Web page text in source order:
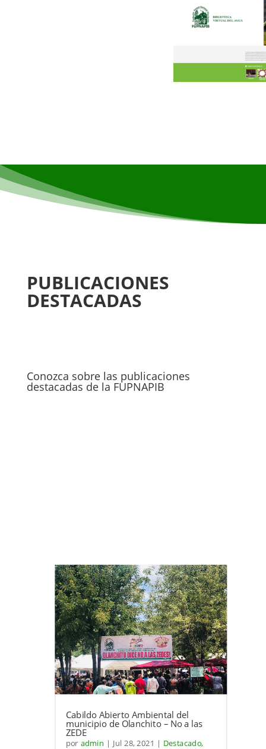
PUBLICACIONES
DESTACADAS
Conozca sobre las publicaciones
destacadas de la FUPNAPIB
Cabildo Abierto Ambiental del
municipio de Olanchito – No a las
ZEDE
por admin | Jul 28, 2021 | Destacado,